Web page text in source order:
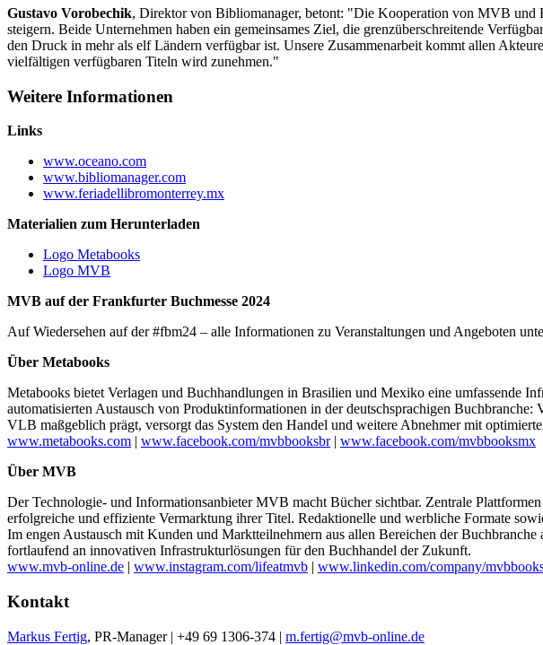
Gustavo Vorobechik, Direktor von Bibliomanager, betont: "Die Kooperation von MVB und
steigern. Beide Unternehmen haben ein gemeinsames Ziel, die grenzüberschreitende
den Druck in mehr als elf Ländern verfügbar ist. Unsere Zusammenarbeit kommt allen
vielfältigen verfügbaren Titeln wird zunehmen."
Weitere Informationen
Links
www.oceano.com
www.bibliomanager.com
www.feriadellibromonterrey.mx
Materialien zum Herunterladen
Logo Metabooks
Logo MVB
MVB auf der Frankfurter Buchmesse 2024
Auf Wiedersehen auf der #fbm24 – alle Informationen zu Veranstaltungen und Angeboten
Über Metabooks
Metabooks bietet Verlagen und Buchhandlungen in Brasilien und Mexiko eine umfassende
automatisierten Austausch von Produktinformationen in der deutschsprachigen
VLB maßgeblich prägt, versorgt das System den Handel und weitere Abnehmer mit
www.metabooks.com | www.facebook.com/mvbbooksbr| www.facebook.com/mvbbooksmx
Über MVB
Der Technologie- und Informationsanbieter MVB macht Bücher sichtbar. Zentrale
erfolgreiche und effiziente Vermarktung ihrer Titel. Redaktionelle und werbliche Formate
Im engen Austausch mit Kunden und Marktteilnehmern aus allen Bereichen der
fortlaufend an innovativen Infrastrukturlösungen für den Buchhandel der Zukunft.
www.mvb-online.de | www.instagram.com/lifeatmvb | www.linkedin.com/company/
Kontakt
Markus Fertig, PR-Manager | +49 69 1306-374 | m.fertig@mvb-online.de